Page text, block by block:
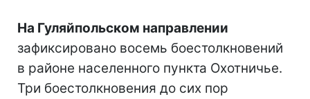
На Гуляйпольском направлении
зафиксировано восемь боестолкновений
в районе населенного пункта Охотничье.
Три боестолкновения до сих пор